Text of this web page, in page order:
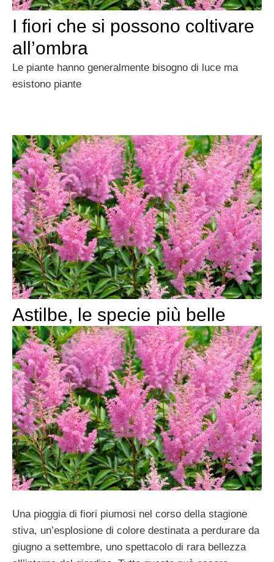
I fiori che si possono coltivare
all’ombra
Le piante hanno generalmente bisogno di luce ma
esistono piante
Astilbe, le specie più belle
Una pioggia di fiori piumosi nel corso della stagione
stiva, un’esplosione di colore destinata a perdurare da
giugno a settembre, uno spettacolo di rara bellezza